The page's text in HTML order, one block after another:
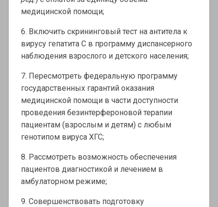
медицинской помощи;
6. Включить скрининговый тест на антитела к
вирусу гепатита С в программу диспансерного
наблюдения взрослого и детского населения;
7. Пересмотреть федеральную программу
государственных гарантий оказания
медицинской помощи в части доступности
проведения безинтерфероновой терапии
пациентам (взрослым и детям) с любым
генотипом вируса ХГС;
8. Рассмотреть возможность обеспечения
пациентов диагностикой и лечением в
амбулаторном режиме;
9. Совершенствовать подготовку